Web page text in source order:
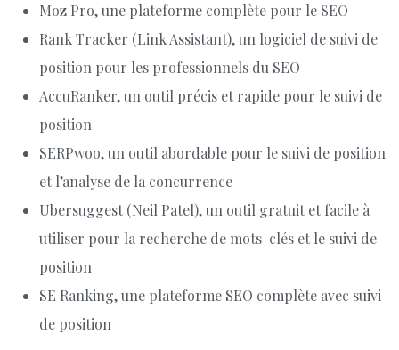
Moz Pro, une plateforme complète pour le SEO
Rank Tracker (Link Assistant), un logiciel de suivi de
position pour les professionnels du SEO
AccuRanker, un outil précis et rapide pour le suivi de
position
SERPwoo, un outil abordable pour le suivi de position
et l’analyse de la concurrence
Ubersuggest (Neil Patel), un outil gratuit et facile à
utiliser pour la recherche de mots-clés et le suivi de
position
SE Ranking, une plateforme SEO complète avec suivi
de position